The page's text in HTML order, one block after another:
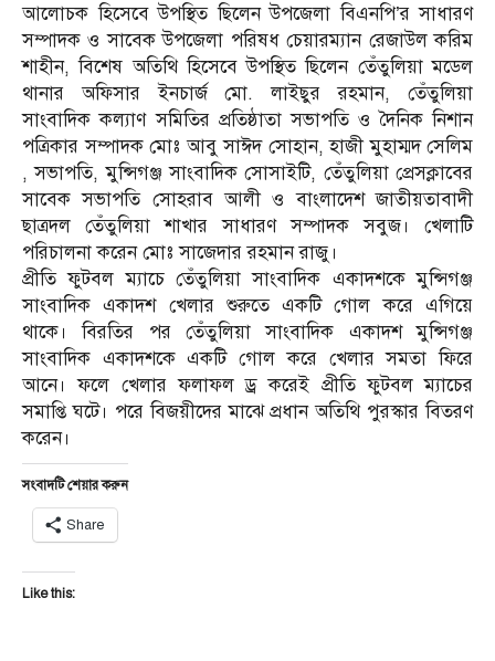
আলোচক হিসেবে উপস্থিত ছিলেন উপজেলা বিএনপি’র সাধারণ
সম্পাদক ও সাবেক উপজেলা পরিষধ চেয়ারম্যান রেজাউল করিম
শাহীন, বিশেষ অতিথি হিসেবে উপস্থিত ছিলেন তেঁতুলিয়া মডেল
থানার অফিসার ইনচার্জ মো. লাইছুর রহমান, তেঁতুলিয়া
সাংবাদিক কল্যাণ সমিতির প্রতিষ্ঠাতা সভাপতি ও দৈনিক নিশান
পত্রিকার সম্পাদক মোঃ আবু সাঈদ সোহান, হাজী মুহাম্মদ সেলিম
, সভাপতি, মুন্সিগঞ্জ সাংবাদিক সোসাইটি, তেঁতুলিয়া প্রেসক্লাবের
সাবেক সভাপতি সোহরাব আলী ও বাংলাদেশ জাতীয়তাবাদী
ছাত্রদল তেঁতুলিয়া শাখার সাধারণ সম্পাদক সবুজ। খেলাটি
পরিচালনা করেন মোঃ সাজেদার রহমান রাজু।
প্রীতি ফুটবল ম্যাচে তেঁতুলিয়া সাংবাদিক একাদশকে মুন্সিগঞ্জ
সাংবাদিক একাদশ খেলার শুরুতে একটি গোল করে এগিয়ে
থাকে। বিরতির পর তেঁতুলিয়া সাংবাদিক একাদশ মুন্সিগঞ্জ
সাংবাদিক একাদশকে একটি গোল করে খেলার সমতা ফিরে
আনে। ফলে খেলার ফলাফল ড্র করেই প্রীতি ফুটবল ম্যাচের
সমাপ্তি ঘটে। পরে বিজয়ীদের মাঝে প্রধান অতিথি পুরস্কার বিতরণ
করেন।
সংবাদটি শেয়ার করুন
Share
Like this: